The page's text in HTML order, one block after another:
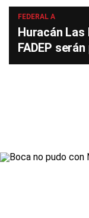
FEDERAL A
Huracán
FADEP